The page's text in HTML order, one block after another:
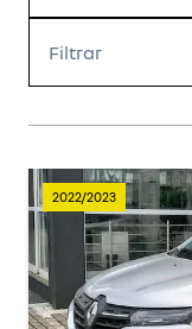
Filtrar
2022/2023